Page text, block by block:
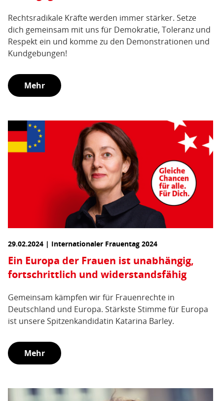
Rechtsradikale Kräfte werden immer stärker. Setze
dich gemeinsam mit uns für Demokratie, Toleranz und
Respekt ein und komme zu den Demonstrationen und
Kundgebungen!
Mehr
29.02.2024 | Internationaler Frauentag 2024
Ein Europa der Frauen ist unabhängig,
fortschrittlich und widerstandsfähig
Gemeinsam kämpfen wir für Frauenrechte in
Deutschland und Europa. Stärkste Stimme für Europa
ist unsere Spitzenkandidatin Katarina Barley.
Mehr